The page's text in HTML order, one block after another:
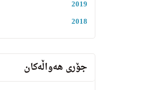
2019
2018
جۆری هەواڵەکان